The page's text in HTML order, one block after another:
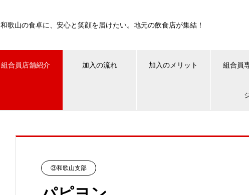
和歌山の食卓に、安心と笑顔を届けたい。地元の飲食店が集結！
組合員店舗紹介 加入の流れ 加入のメリット 組合員
③和歌山支部